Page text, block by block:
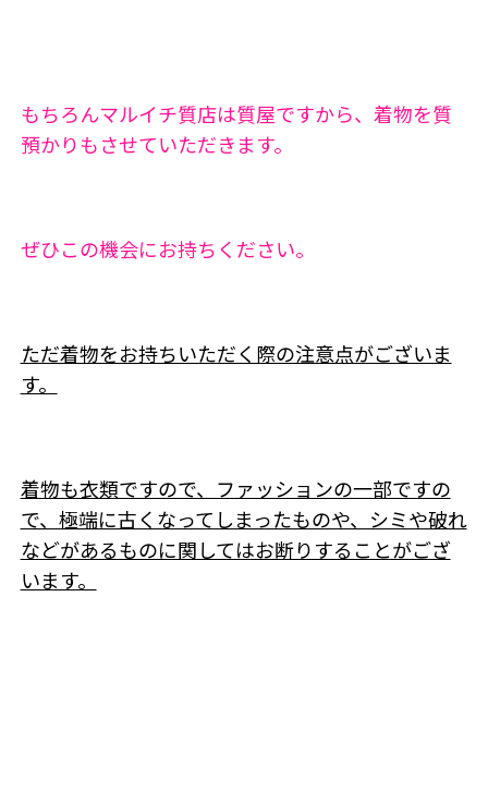
もちろんマルイチ質店は質屋ですから、着物を質
預かりもさせていただきます。
ぜひこの機会にお持ちください。
ただ着物をお持ちいただく際の注意点がございま
す。
着物も衣類ですので、ファッションの一部ですの
で、極端に古くなってしまったものや、シミや破れ
などがあるものに関してはお断りすることがござ
います。